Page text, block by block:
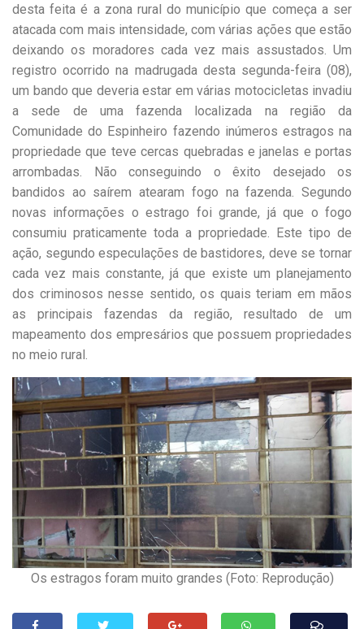
desta feita é a zona rural do município que começa a ser
atacada com mais intensidade, com várias ações que estão
deixando os moradores cada vez mais assustados. Um
registro ocorrido na madrugada desta segunda-feira (08),
um bando que deveria estar em várias motocicletas invadiu
a sede de uma fazenda localizada na região da
Comunidade do Espinheiro fazendo inúmeros estragos na
propriedade que teve cercas quebradas e janelas e portas
arrombadas. Não conseguindo o êxito desejado os
bandidos ao saírem atearam fogo na fazenda. Segundo
novas informações o estrago foi grande, já que o fogo
consumiu praticamente toda a propriedade. Este tipo de
ação, segundo especulações de bastidores, deve se tornar
cada vez mais constante, já que existe um planejamento
dos criminosos nesse sentido, os quais teriam em mãos
as principais fazendas da região, resultado de um
mapeamento dos empresários que possuem propriedades
no meio rural.
Os estragos foram muito grandes (Foto: Reprodução)